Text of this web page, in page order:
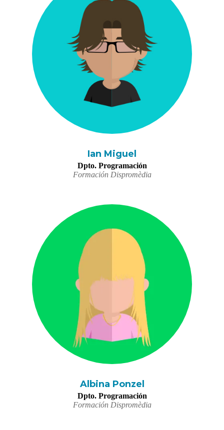
Ian Miguel
Dpto. Programación
Formación Dispromèdia
Albina Ponzel
Dpto. Programación
Formación Dispromèdia